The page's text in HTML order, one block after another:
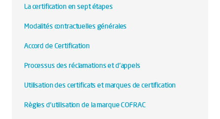
La certification en sept étapes
Modalités contractuelles générales
Accord de Certification
Processus des réclamations et d’appels
Utilisation des certificats et marques de certification
Règles d’utilisation de la marque COFRAC